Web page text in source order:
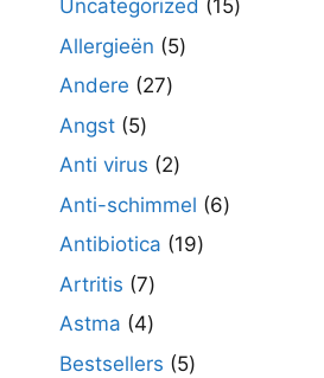
Uncategorized 1515
Allergieën 55
Andere 2727
Angst 55
producten
Anti virus 22
producten
Anti-schimmel 66
Antibiotica 1919
Artritis 77
producten
Astma 44
producten
Bestsellers 55